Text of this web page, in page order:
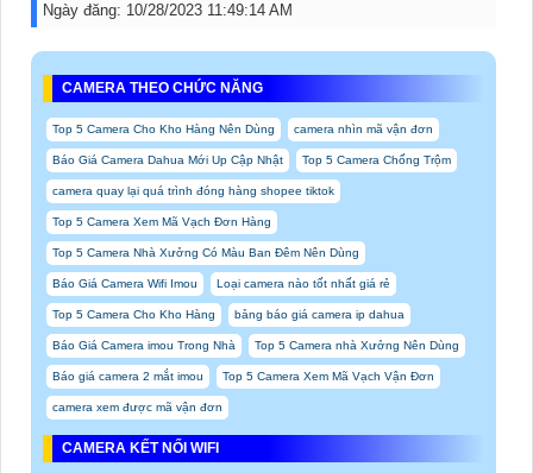
Ngày đăng: 10/28/2023 11:49:14 AM
CAMERA THEO CHỨC NĂNG
Top 5 Camera Cho Kho Hàng Nên Dùng camera nhìn mã vận đơn
Báo Giá Camera Dahua Mới Up Cập Nhật Top 5 Camera Chống Trộm
camera quay lại quá trình đóng hàng shopee tiktok
Top 5 Camera Xem Mã Vạch Đơn Hàng
Top 5 Camera Nhà Xưởng Có Màu Ban Đêm Nên Dùng
Báo Giá Camera Wifi Imou Loại camera nào tốt nhất giá rẻ
Top 5 Camera Cho Kho Hàng bảng báo giá camera ip dahua
Báo Giá Camera imou Trong Nhà Top 5 Camera nhà Xưởng Nên Dùng
Báo giá camera 2 mắt imou Top 5 Camera Xem Mã Vạch Vận Đơn
camera xem được mã vận đơn
CAMERA KẾT NỐI WIFI